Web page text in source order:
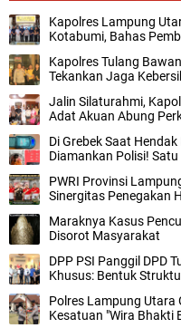
Kapolres Lampung
Kotabumi, Bahas
Kapolres Tulang
Tekankan Jaga
Jalin Silaturahmi,
Adat Akuan Abung
Di Grebek Saat
Diamankan Polisi!
PWRI Provinsi
Sinergitas Penegakan
Maraknya Kasus
Disorot Masyarakat
DPP PSI Panggil DPD
Khusus: Bentuk
Polres Lampung Utara
Kesatuan "Wira Bhakti